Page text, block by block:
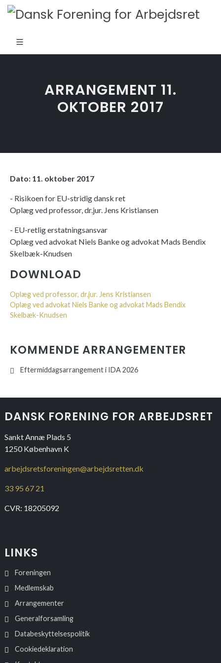
ARRANGEMENT 11.
OKTOBER 2017
Dato: 11. oktober 2017
- Risikoen for EU-stridig dansk ret
Oplæg ved professor, dr.jur. Jens Kristiansen
- EU-retlig erstatningsansvar
Oplæg ved advokat Niels Banke og advokat Mads Bendix
Skelbæk-Knudsen
DOWNLOAD
Oplæg ved professor, dr.jur. Jens Kristiansen
Oplæg ved advokat Niels Banke og advokat Mads Bendix
Skelbæk-Knudsen
KOMMENDE ARRANGEMENTER
Eftermiddagsarrangement i IDA 2026
DANSK FORENING FOR ARBEJDSRET
Sankt Annæ Plads 5
1250 København K
arbejdsretsforeningen@arbejdsretten.dk
33 95 67 21
CVR: 18205092
LINKS
Foreningen
Medlemskab
Arrangementer
Generalforsamling
Databeskyttelsespolitik
Cookiedeklaration